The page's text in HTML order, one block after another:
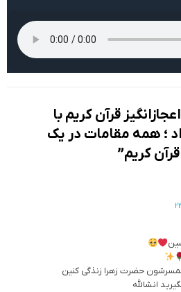
قرآن کریم با
؛ همه مقامات در یک
کریم”
حضرت زهرا زنذگی کنین
انشالله